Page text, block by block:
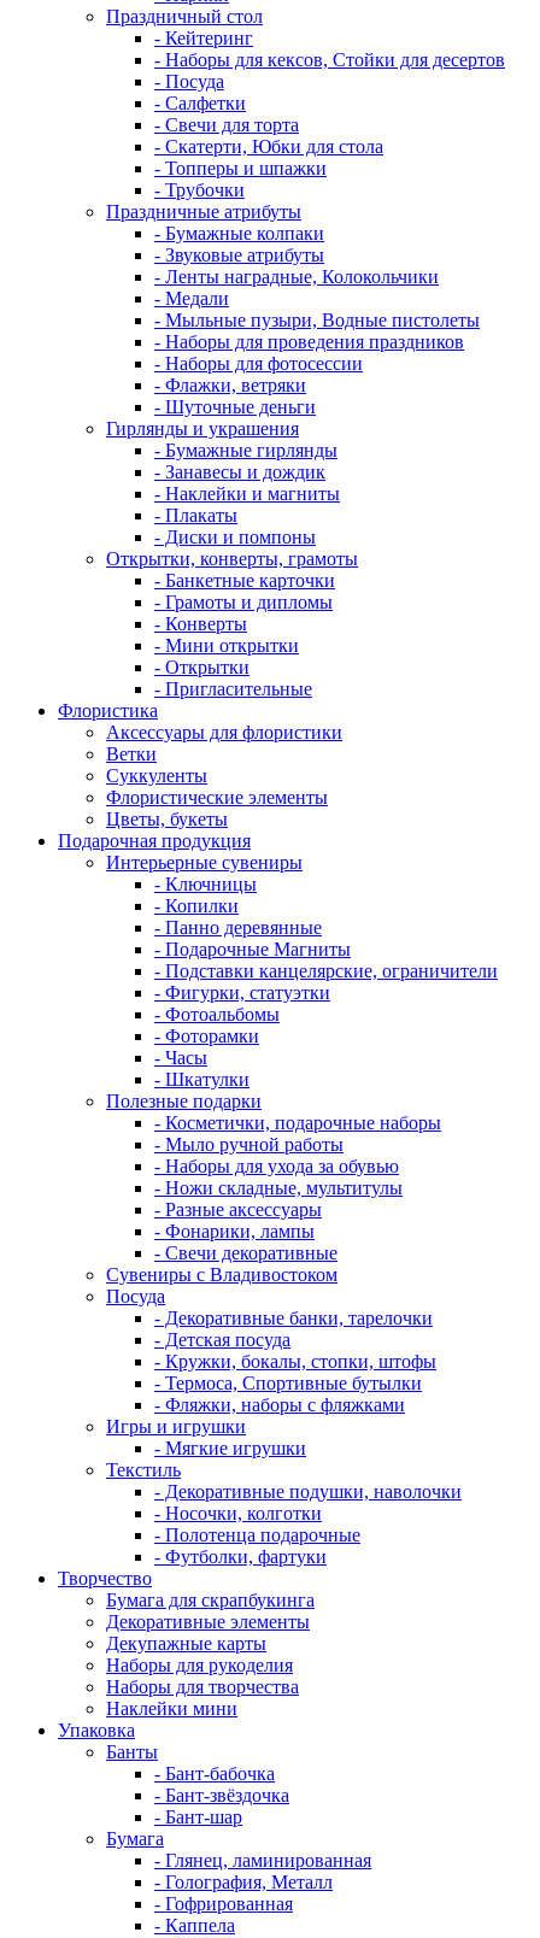
Праздничный стол
- Кейтеринг
- Наборы для кексов, Стойки для десертов
- Посуда
- Салфетки
- Свечи для торта
- Скатерти, Юбки для стола
- Топперы и шпажки
- Трубочки
Праздничные атрибуты
- Бумажные колпаки
- Звуковые атрибуты
- Ленты наградные, Колокольчики
- Медали
- Мыльные пузыри, Водные пистолеты
- Наборы для проведения праздников
- Наборы для фотосессии
- Флажки, ветряки
- Шуточные деньги
Гирлянды и украшения
- Бумажные гирлянды
- Занавесы и дождик
- Наклейки и магниты
- Плакаты
- Диски и помпоны
Открытки, конверты, грамоты
- Банкетные карточки
- Грамоты и дипломы
- Конверты
- Мини открытки
- Открытки
- Пригласительные
Флористика
Аксессуары для флористики
Ветки
Суккуленты
Флористические элементы
Цветы, букеты
Подарочная продукция
Интерьерные сувениры
- Ключницы
- Копилки
- Панно деревянные
- Подарочные Магниты
- Подставки канцелярские, ограничители
- Фигурки, статуэтки
- Фотоальбомы
- Фоторамки
- Часы
- Шкатулки
Полезные подарки
- Косметички, подарочные наборы
- Мыло ручной работы
- Наборы для ухода за обувью
- Ножи складные, мультитулы
- Разные аксессуары
- Фонарики, лампы
- Свечи декоративные
Сувениры с Владивостоком
Посуда
- Декоративные банки, тарелочки
- Детская посуда
- Кружки, бокалы, стопки, штофы
- Термоса, Спортивные бутылки
- Фляжки, наборы с фляжками
Игры и игрушки
- Мягкие игрушки
Текстиль
- Декоративные подушки, наволочки
- Носочки, колготки
- Полотенца подарочные
- Футболки, фартуки
Творчество
Бумага для скрапбукинга
Декоративные элементы
Декупажные карты
Наборы для рукоделия
Наборы для творчества
Наклейки мини
Упаковка
Банты
- Бант-бабочка
- Бант-звёздочка
- Бант-шар
Бумага
- Глянец, ламинированная
- Голография, Металл
- Гофрированная
- Каппела